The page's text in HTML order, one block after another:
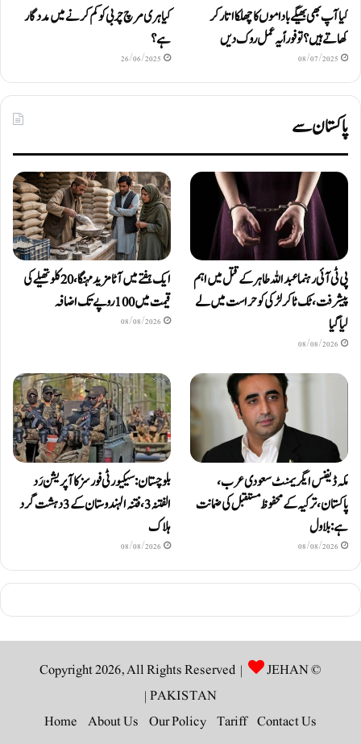
کیا آپ بھی بھیگے باداموں کا چھلکا اتار کر
کھاتے ہیں؟ تو فوراً یہ عمل روک دیں
08/07/2025
کیا ہری مرچ چربی کو کم کرنے میں مددگار
ہے؟
26/06/2025
پاکستان سے
پی ٹی آئی رہنما عبداللہ طاہر کے قتل میں اہم
پیشرفت، ٹک ٹاکر لڑکی کو حراست میں لے
لیا گیا
08/08/2026
ایک ہفتے میں آٹا مزید مہنگا، 20 کلو تھیلے کی
قیمت میں 100 روپے تک اضافہ
08/08/2026
مکہ ڈیفنس ایگریمنٹ سعودی عرب،
پاکستان، ترکیہ کے محفوظ مستقبل کی ضمانت
ہے: بلاول
08/08/2026
بلوچستان: سیکیورٹی فورسز کا آپریشن رَد
الفتنہ 3، فتنہ الہندوستان کے 3 دہشت گرد
ہلاک
08/08/2026
© Copyright 2026, All Rights Reserved |
JEHAN
PAKISTAN
|
Contact Us
Tariff
Our Policy
About Us
Home